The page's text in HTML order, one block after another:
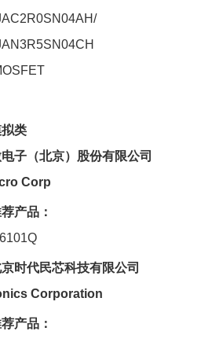
类
子（北京）股份有限公司
Corp
产品：
时代民芯科技有限公司
Corporation
产品：